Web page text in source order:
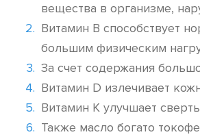
вещества в организме,
Витамин В способствует
большим физическим
За счет содержания
Витамин D излечивает
Витамин К улучшает
Также масло богато